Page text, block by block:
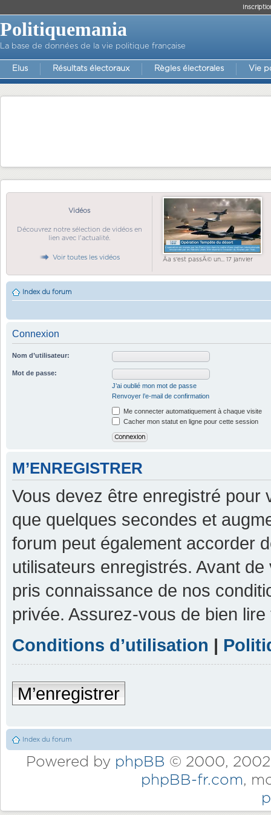
Politiquemania
La base de données de la vie politique française
Elus Résultats électoraux Règles électorales Vie
Vidéos
Découvrez notre sélection de vidéos en
lien avec l'actualité.
Voir toutes les vidéos Ãa s'est passÃ© un... 17 janvier
Index du forum
Connexion
Nom d’utilisateur:
Mot de passe:
J’ai oublié mon mot de passe
Renvoyer l’e-mail de confirmation
Me connecter automatiquement à chaque visite
Cacher mon statut en ligne pour cette session
M’ENREGISTRER
Vous devez être enregistré pour
que quelques secondes et
forum peut également accorder
utilisateurs enregistrés. Avant
pris connaissance de nos
privée. Assurez-vous de bien
Conditions d’utilisation |
M’enregistrer
Index du forum
Powered by phpBB © 2000,
phpBB-fr.com,